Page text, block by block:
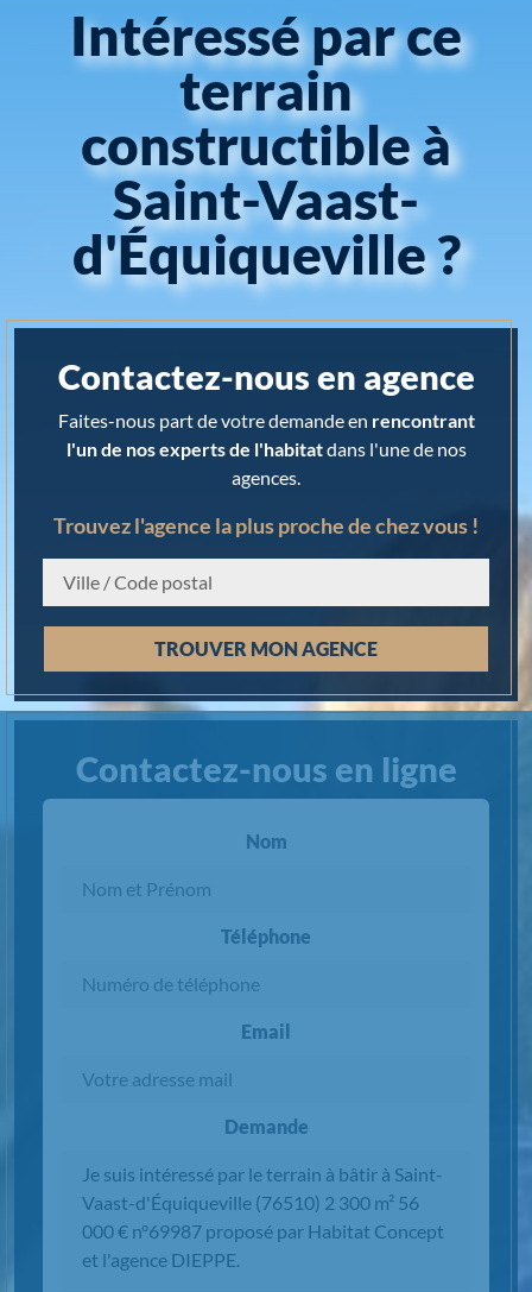
Intéressé par ce
terrain
constructible à
Saint-Vaast-
d'Équiqueville ?
Contactez-nous en agence
Faites-nous part de votre demande en rencontrant
l'un de nos experts de l'habitatdans l'une de nos
agences.
Trouvez l'agence la plus proche de chez vous !
Chargement...
TROUVER MON AGENCE
Contactez-nous en ligne
Nom
Téléphone
Email
Demande